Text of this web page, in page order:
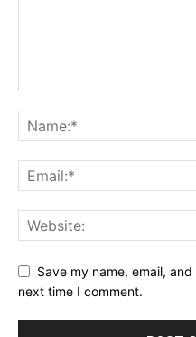
Save my name, email,
next time I comment.